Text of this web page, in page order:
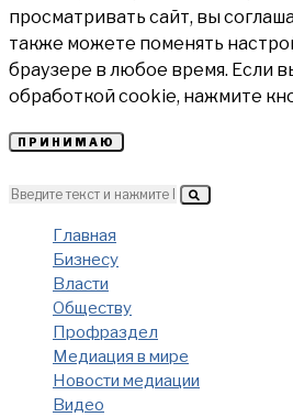
просматривать сайт, вы
также можете поменять
браузере в любое время. Если
обработкой cookie, нажмите
ПРИНИМАЮ
Главная
Бизнесу
Власти
Обществу
Профраздел
Медиация в мире
Новости медиации
Видео